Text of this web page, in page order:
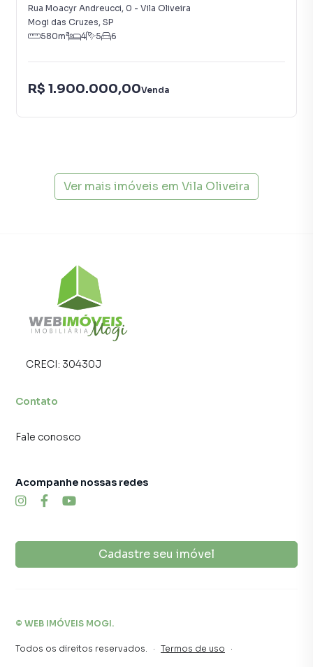
Rua Moacyr Andreucci, 0 - Vila Oliveira
Mogi das Cruzes, SP
580m² 4 5 6
R$ 1.900.000,00Venda
Ver mais imóveis em Vila Oliveira
CRECI: 30430J
Contato
Fale conosco
Cadastre seu imóvel
Acompanhe nossas redes
© WEB IMÓVEIS MOGI.
Todos os direitos reservados. · Termos de uso ·